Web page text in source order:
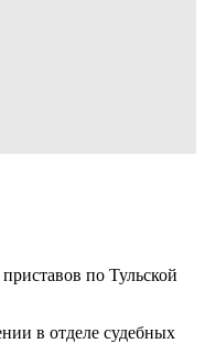
по Тульской
в отделе судебных